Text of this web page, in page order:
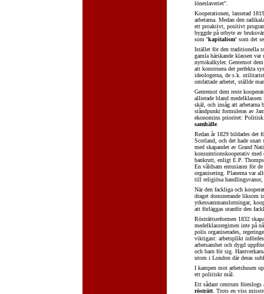
löneslaveriet".
Kooperationen, lanserad
arbetarna. Medan den
ett proaktivt, positivt
byggde på utbyte av
som 'kapitalism' som det
Istället för den traditionella
gamla härskande klassen
nyttokalkyler. Gentemot
att konstruera det perfekta
ideologerna, de s.k.
omfattade arbetet, ställde
Gentemot dem reste
allierade bland
skäl, och insåg att arbetarna
ståndpunkt formuleras av
ekonomins prioritet:
samhälle.
Redan år 1829 bildades det
Scotland, och det hade
med skapandet av Grand
konsumtionskooperativ med
bankrutt, enligt E.P.
En våldsam entusiasm för
organisering. Planerna var
till religiösa handlingsvanor,
När den fackliga och
draget dominerande liksom
yrkessammanslutningar,
att förläggas utanför den
Rösträttsreformen 1832
medelklassregimen inte på
polis organiserades,
viktigast: arbetsplikt
arbetsamhet och dygd
och barn för sig.
utom i London där deras
I kampen mot arbetshusen
ett politiskt mål.
Ett sådant centrum
rösträtt . Trots en viss